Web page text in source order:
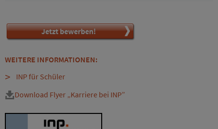
Jetzt bewerben!
WEITERE INFORMATIONEN:
INP für Schüler
Download Flyer „Karriere bei INP”